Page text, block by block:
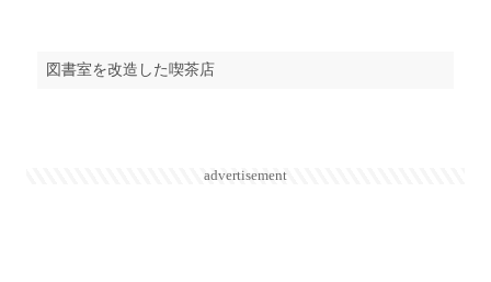
図書室を改造した喫茶店
advertisement